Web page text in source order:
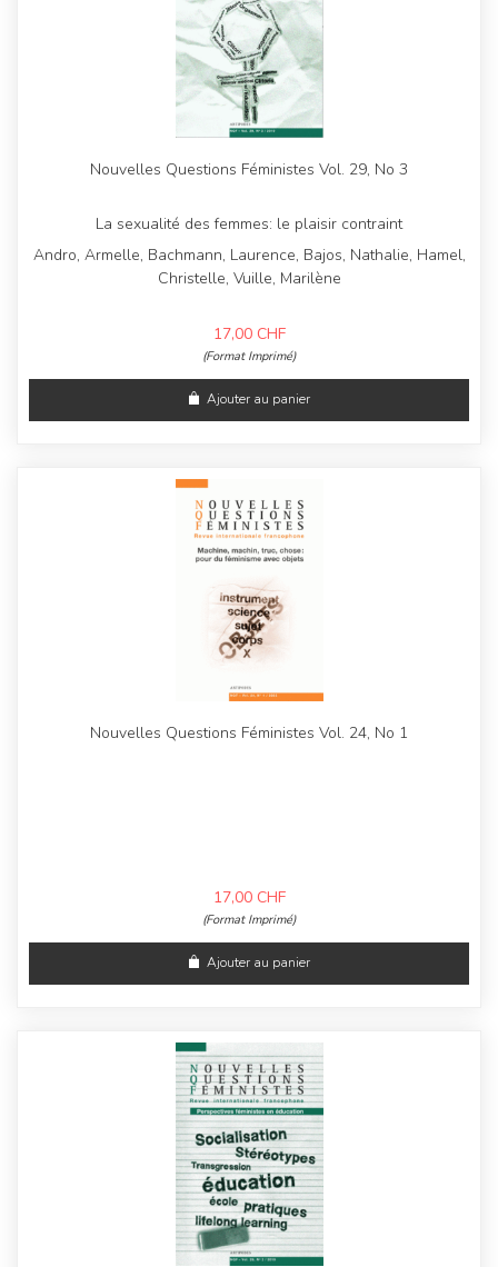
Nouvelles Questions Féministes Vol. 29, No 3
La sexualité des femmes: le plaisir contraint
Andro, Armelle, Bachmann, Laurence, Bajos, Nathalie, Hamel,
Christelle, Vuille, Marilène
17,00 CHF
(Format Imprimé)
Ajouter au panier
Nouvelles Questions Féministes Vol. 24, No 1
17,00 CHF
(Format Imprimé)
Ajouter au panier